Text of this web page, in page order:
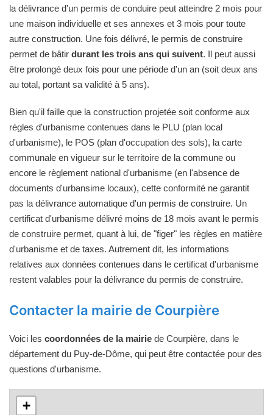
la délivrance d'un permis de conduire peut atteindre 2 mois pour
une maison individuelle et ses annexes et 3 mois pour toute
autre construction. Une fois délivré, le permis de construire
permet de bâtir durant les trois ans qui suivent. Il peut aussi
être prolongé deux fois pour une période d'un an (soit deux ans
au total, portant sa validité à 5 ans).
Bien qu'il faille que la construction projetée soit conforme aux
règles d'urbanisme contenues dans le PLU (plan local
d'urbanisme), le POS (plan d'occupation des sols), la carte
communale en vigueur sur le territoire de la commune ou
encore le règlement national d'urbanisme (en l'absence de
documents d'urbansime locaux), cette conformité ne garantit
pas la délivrance automatique d'un permis de construire. Un
certificat d'urbanisme délivré moins de 18 mois avant le permis
de construire permet, quant à lui, de "figer" les règles en matière
d'urbanisme et de taxes. Autrement dit, les informations
relatives aux données contenues dans le certificat d'urbanisme
restent valables pour la délivrance du permis de construire.
Contacter la mairie de Courpière
Voici les coordonnées de la mairie de Courpière, dans le
département du Puy-de-Dôme, qui peut être contactée pour des
questions d'urbanisme.
+